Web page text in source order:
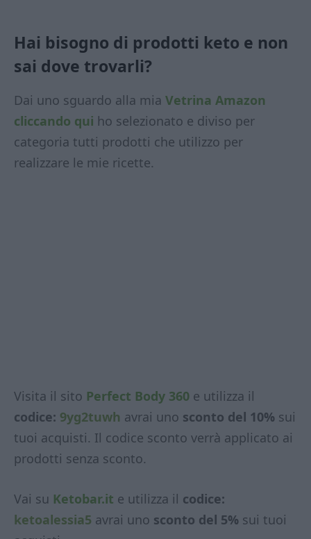
Hai bisogno di prodotti keto e non
sai dove trovarli?
Dai uno sguardo alla mia Vetrina Amazon
cliccando qui ho selezionato e diviso per
categoria tutti prodotti che utilizzo per
realizzare le mie ricette.
Visita il sito Perfect Body 360 e utilizza il
codice: 9yg2tuwh avrai uno sconto del 10% sui
tuoi acquisti. Il codice sconto verrà applicato ai
prodotti senza sconto.
Vai su Ketobar.it e utilizza il codice:
ketoalessia5 avrai uno sconto del 5% sui tuoi